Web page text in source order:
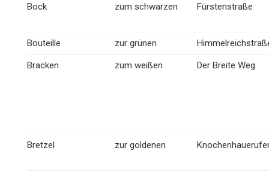
Bock zum schwarzen Fürstenstraße
Bouteille zur grünen
Bracken zum weißen Der Breite Weg
Bretzel zur goldenen